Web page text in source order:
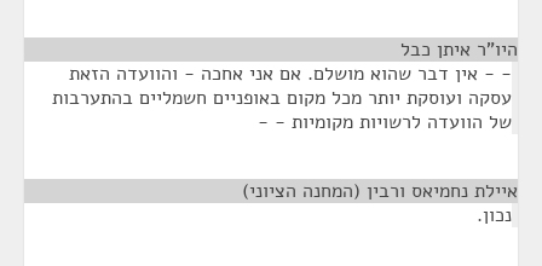
היו"ר איתן כבל
- - אין דבר שהוא מושלם. אם אני אחכה - והוועדה הזאת
עסקה ועוסקת יותר מכל מקום באופניים חשמליים בהתערבות
של הוועדה לרשויות מקומיות - -
איילת נחמיאס ורבין (המחנה הציוני)
נכון.